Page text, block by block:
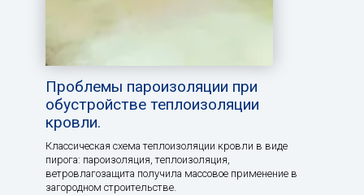
Проблемы пароизоляции при
обустройстве теплоизоляции
кровли.
Классическая схема теплоизоляции кровли в виде
пирога: пароизоляция, теплоизоляция,
ветровлагозащита получила массовое применение в
загородном строительстве.